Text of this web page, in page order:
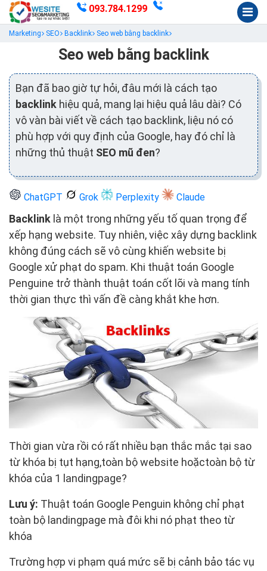
093.784.1299
Marketing SEO Backlink Seo web bằng backlink
Seo web bằng backlink
Bạn đã bao giờ tự hỏi, đâu mới là cách tạo
backlink hiệu quả, mang lại hiệu quả lâu dài? Có
vô vàn bài viết về cách tạo backlink, liệu nó có
phù hợp với quy định của Google, hay đó chỉ là
những thủ thuật SEO mũ đen?
ChatGPT Grok Perplexity Claude
Backlink là một trong những yếu tố quan trọng để
xếp hạng website. Tuy nhiên, việc xây dựng backlink
không đúng cách sẽ vô cùng khiến website bị
Google xử phạt do spam. Khi thuật toán Google
Penguine trở thành thuật toán cốt lõi và mang tính
thời gian thực thì vấn đề càng khắt khe hơn.
Thời gian vừa rồi có rất nhiều bạn thắc mắc tại sao
từ khóa bị tụt hạng,toàn bộ website hoặctoàn bộ từ
khóa của 1 landingpage?
Lưu ý: Thuật toán Google Penguin không chỉ phạt
toàn bộ landingpage mà đôi khi nó phạt theo từ
khóa
Trường hợp vi phạm quá mức sẽ bị cảnh bảo tác vụ